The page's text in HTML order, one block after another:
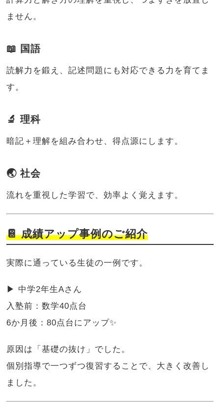
ません。
📖 国語
読解力を鍛え、記述問題にも対応できる力を育てま
す。
🔬 理科
暗記＋理解を組み合わせ、得点源にします。
🌏 社会
流れを重視した学習で、効率よく覚えます。
📔 成績アップ事例のご紹介
実際に通っている生徒の一例です。
▶ 中学2年生Aさん
入塾前：数学40点台
6か月後：80点台にアップ✨
原因は「基礎の抜け」でした。
個別指導で一つずつ復習することで、大きく改善し
ました。